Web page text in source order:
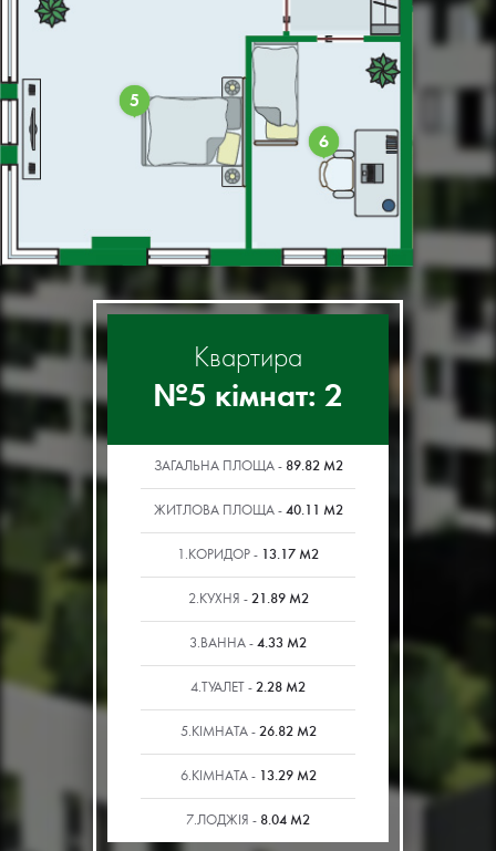
5
6
Квартира
№5 кімнат: 2
ЗАГАЛЬНА ПЛОЩА - 89.82 М2
ЖИТЛОВА ПЛОЩА - 40.11 М2
1.КОРИДОР - 13.17 М2
2.КУХНЯ - 21.89 М2
3.ВАННА - 4.33 М2
4.ТУАЛЕТ - 2.28 М2
5.КІМНАТА - 26.82 М2
6.КІМНАТА - 13.29 М2
7.ЛОДЖІЯ - 8.04 М2